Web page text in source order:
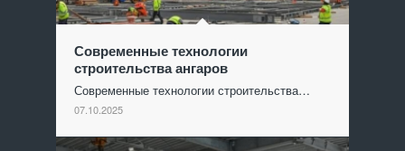
Современные технологии
строительства ангаров
Современные технологии строительства…
07.10.2025